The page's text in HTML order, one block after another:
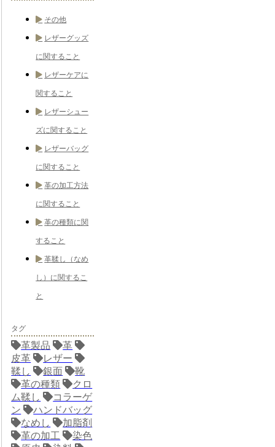
その他
レザーグッズ
に関すること
レザーケアに
関すること
レザーシュー
ズに関すること
レザーバッグ
に関すること
革の加工方法
に関すること
革の種類に関
すること
革鞣し（なめ
し）に関するこ
と
タグ
革製品
革
皮革
レザー
鞣し
銀面
靴
革の種類
クロ
ム鞣し
コラーゲ
ン
ハンドバッグ
なめし
加脂剤
革の加工
染色